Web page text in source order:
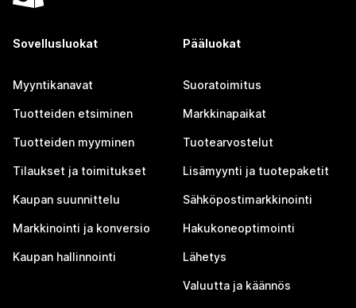
Sovellusluokat
Myyntikanavat
Tuotteiden etsiminen
Tuotteiden myyminen
Tilaukset ja toimitukset
Kaupan suunnittelu
Markkinointi ja konversio
Kaupan hallinnointi
Pääluokat
Suoratoimitus
Markkinapaikat
Tuotearvostelut
Lisämyynti ja tuotepaketit
Sähköpostimarkkinointi
Hakukoneoptimointi
Lähetys
Valuutta ja käännös